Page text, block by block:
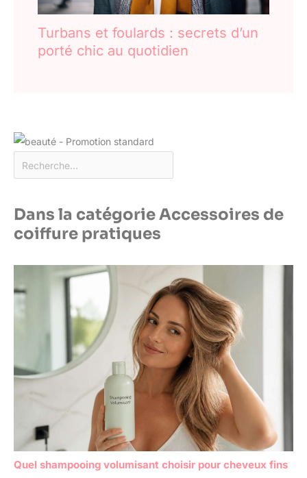
Turbans et foulards : secrets d’un
porté chic au quotidien
Dans la catégorie Accessoires de
coiffure pratiques
Quel shampooing volumisant choisir pour cheveux fins